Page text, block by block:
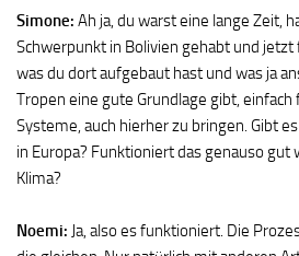
Simone: Ah ja, du warst eine lange Zeit,
Schwerpunkt in Bolivien gehabt und jetzt
was du dort aufgebaut hast und was ja
Tropen eine gute Grundlage gibt,
Systeme, auch hierher zu bringen. Gibt
in Europa? Funktioniert das genauso gut
Klima?
Noemi: Ja, also es funktioniert. Die